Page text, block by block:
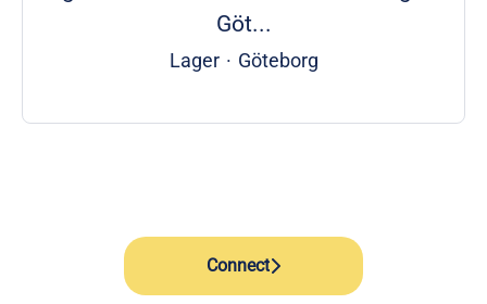
Göt...
Lager · Göteborg
Connect